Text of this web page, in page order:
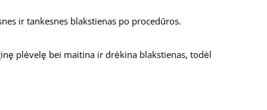
ir tankesnes blakstienas po procedūros.
plėvelę bei maitina ir drėkina blakstienas, todėl